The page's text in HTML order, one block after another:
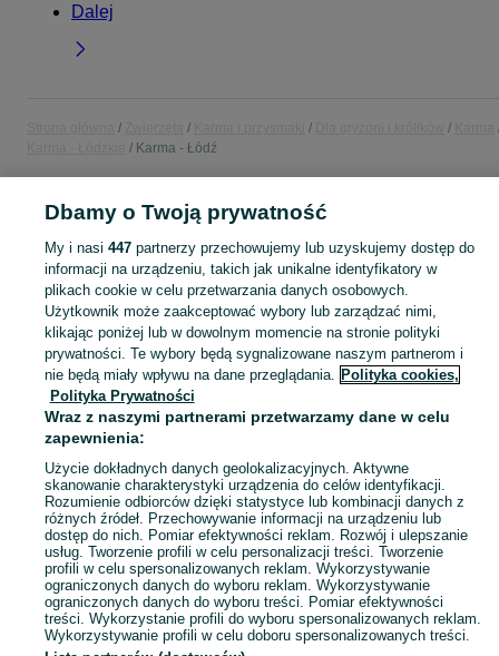
Dalej
Karma - Łódź
POLSKA » ŁÓDZKIE » ŁÓDŹ
KATEGORIA
Zobacz
Mapa kategorii
Mapa miejscowości
Mapa ministron
Popularne wyszukiwania
Dbamy o Twoją prywatność
My i nasi 447partnerzy przechowujemy lub uzyskujemy dostęp do
informacji na urządzeniu, takich jak unikalne identyfikatory w
plikach cookie w celu przetwarzania danych osobowych.
Użytkownik może zaakceptować wybory lub zarządzać nimi,
klikając poniżej lub w dowolnym momencie na stronie polityki
prywatności. Te wybory będą sygnalizowane naszym partnerom i
nie będą miały wpływu na dane przeglądania. Polityka cookies,
Polityka Prywatności
Wraz z naszymi partnerami przetwarzamy dane w celu
zapewnienia:
Użycie dokładnych danych geolokalizacyjnych. Aktywne
skanowanie charakterystyki urządzenia do celów identyfikacji.
Rozumienie odbiorców dzięki statystyce lub kombinacji danych z
różnych źródeł. Przechowywanie informacji na urządzeniu lub
dostęp do nich. Pomiar efektywności reklam. Rozwój i ulepszanie
usług. Tworzenie profili w celu personalizacji treści. Tworzenie
profili w celu spersonalizowanych reklam. Wykorzystywanie
ograniczonych danych do wyboru reklam. Wykorzystywanie
ograniczonych danych do wyboru treści. Pomiar efektywności
treści. Wykorzystanie profili do wyboru spersonalizowanych reklam.
Wykorzystywanie profili w celu doboru spersonalizowanych treści.